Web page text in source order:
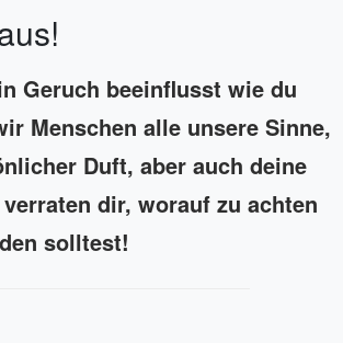
Geruch beeinflusst wie du
Menschen alle unsere Sinne,
Duft, aber auch deine
dir, worauf zu achten
solltest!